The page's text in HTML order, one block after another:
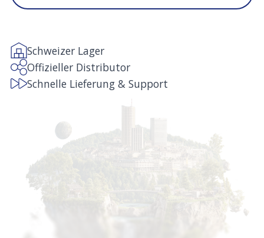
Schweizer Lager
Offizieller Distributor
Schnelle Lieferung & Support